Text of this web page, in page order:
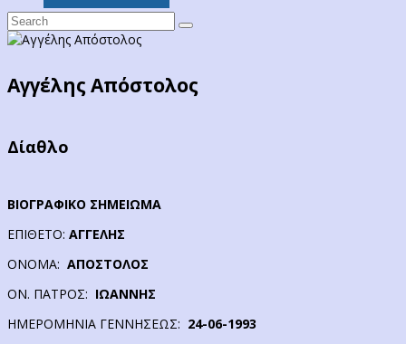
Αγγέλης Απόστολος
Δίαθλο
ΒΙΟΓΡΑΦΙΚΟ ΣΗΜΕΙΩΜΑ
ΕΠΙΘΕΤΟ: ΑΓΓΕΛΗΣ
ΟΝΟΜΑ: ΑΠΟΣΤΟΛΟΣ
ΟΝ. ΠΑΤΡΟΣ: ΙΩΑΝΝΗΣ
ΗΜΕΡΟΜΗΝΙΑ ΓΕΝΝΗΣΕΩΣ: 24-06-1993